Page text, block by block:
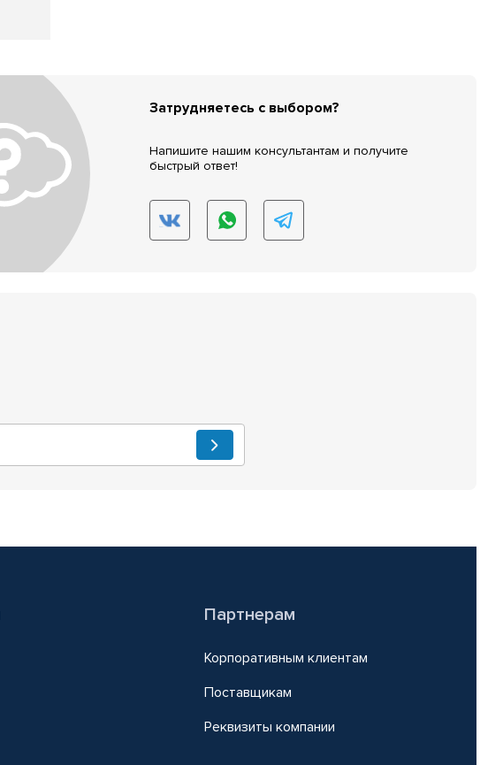
Затрудняетесь с выбором?
Напишите нашим консультантам и получите
быстрый ответ!
Партнерам
Корпоративным клиентам
Поставщикам
Реквизиты компании